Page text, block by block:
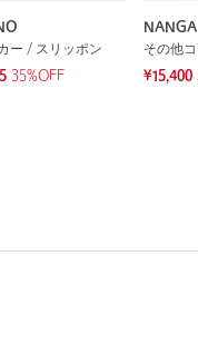
ー / スリッポン
35%OFF
NANGA
その他
¥15,400